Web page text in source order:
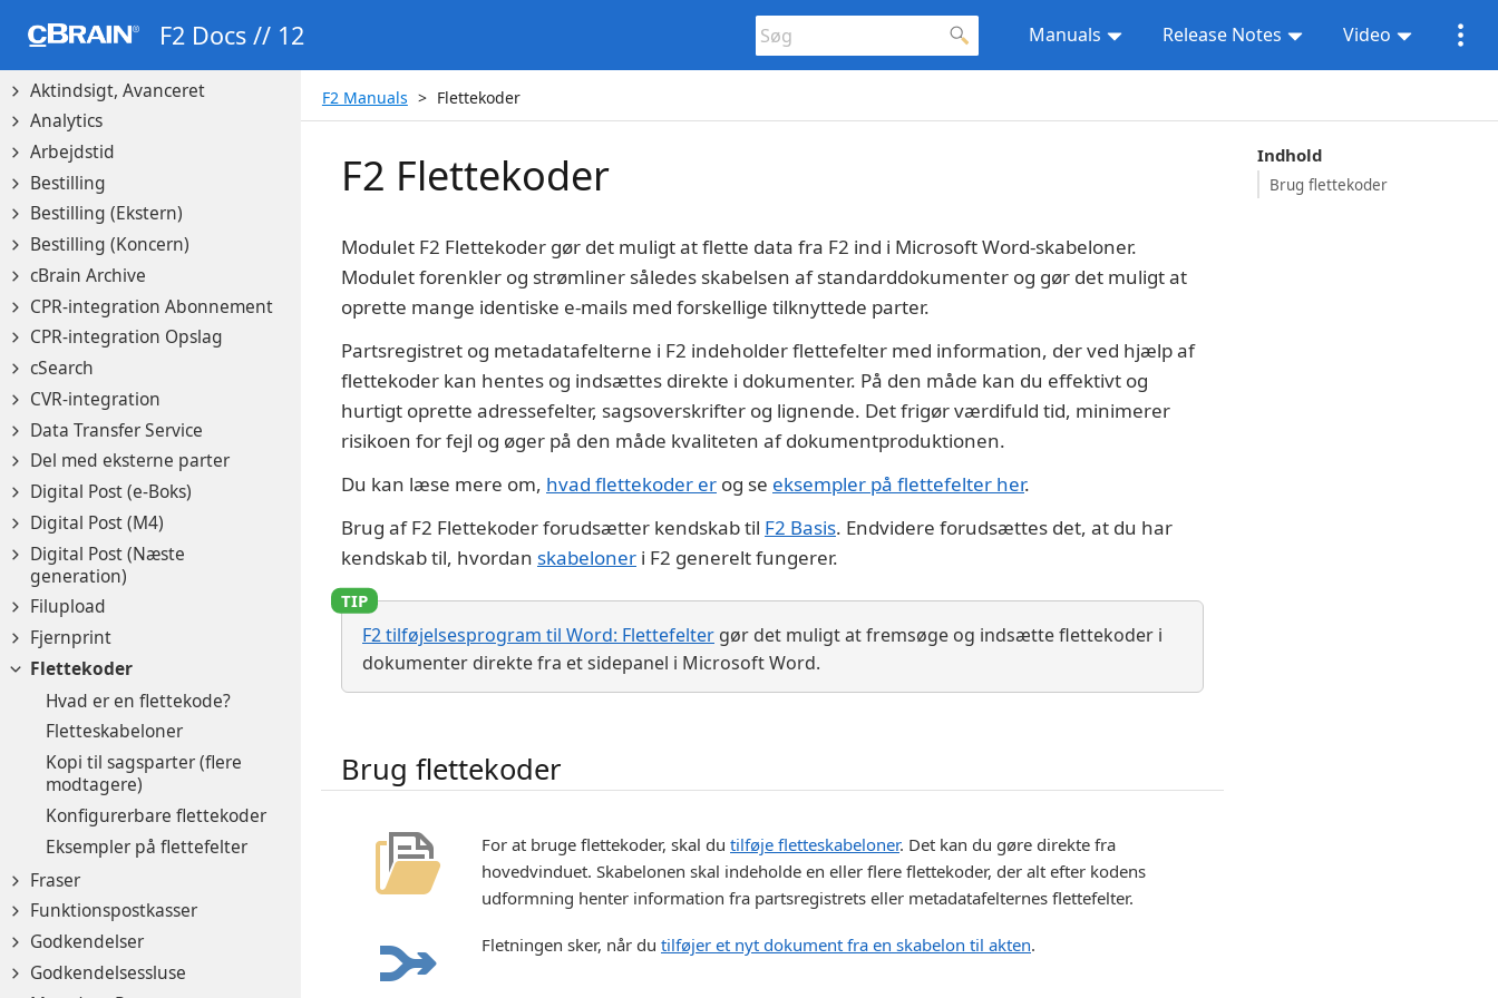
F2 Docs // 12 Manuals Release Notes Video
AI Assistant
Aktindsigt, Avanceret
Analytics
Arbejdstid
Bestilling
Bestilling (Ekstern)
Bestilling (Koncern)
cBrain Archive
CPR-integration Abonnement
CPR-integration Opslag
cSearch
CVR-integration
Data Transfer Service
Del med eksterne parter
Digital Post (e-Boks)
Digital Post (M4)
Digital Post (Næste
generation)
Filupload
Fjernprint
Flettekoder
Hvad er en flettekode?
Fletteskabeloner
Kopi til sagsparter (flere
modtagere)
Konfigurerbare flettekoder
Eksempler på flettefelter
Fraser
Funktionspostkasser
Godkendelser
Godkendelsessluse
F2 Manuals Flettekoder
Indhold
Brug flettekoder
F2 Flettekoder
Modulet F2 Flettekoder gør det muligt at flette data fra F2 ind i Microsoft Word-skabeloner.
Modulet forenkler og strømliner således skabelsen af standarddokumenter og gør det muligt at
oprette mange identiske e-mails med forskellige tilknyttede parter.
Partsregistret og metadatafelterne i F2 indeholder flettefelter med information, der ved hjælp af
flettekoder kan hentes og indsættes direkte i dokumenter. På den måde kan du effektivt og
hurtigt oprette adressefelter, sagsoverskrifter og lignende. Det frigør værdifuld tid, minimerer
risikoen for fejl og øger på den måde kvaliteten af dokumentproduktionen.
Du kan læse mere om, hvad flettekoder er og se eksempler på flettefelter her.
Brug af F2 Flettekoder forudsætter kendskab til F2 Basis. Endvidere forudsættes det, at du har
kendskab til, hvordan skabeloner i F2 generelt fungerer.
F2 tilføjelsesprogram til Word: Flettefelter gør det muligt at fremsøge og indsætte flettekoder i
dokumenter direkte fra et sidepanel i Microsoft Word.
Brug flettekoder
For at bruge flettekoder, skal du tilføje fletteskabeloner. Det kan du gøre direkte fra
hovedvinduet. Skabelonen skal indeholde en eller flere flettekoder, der alt efter kodens
udformning henter information fra partsregistrets eller metadatafelternes flettefelter.
Fletningen sker, når du tilføjer et nyt dokument fra en skabelon til akten.